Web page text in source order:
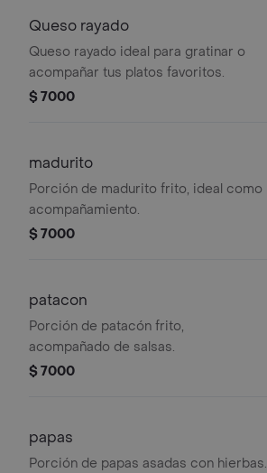
Queso rayado
Queso rayado ideal para gratinar o
acompañar tus platos favoritos.
$ 7000
madurito
Porción de madurito frito, ideal como
acompañamiento.
$ 7000
patacon
Porción de patacón frito,
acompañado de salsas.
$ 7000
papas
Porción de papas asadas con hierbas.